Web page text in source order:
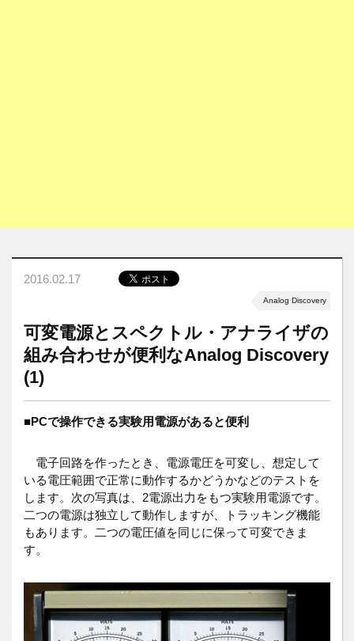
2016.02.17
Analog Discovery
可変電源とスペクトル・アナライザの
組み合わせが便利なAnalog Discovery
(1)
■PCで操作できる実験用電源があると便利
電子回路を作ったとき、電源電圧を可変し、想定して
いる電圧範囲で正常に動作するかどうかなどのテストを
します。次の写真は、2電源出力をもつ実験用電源です。
二つの電源は独立して動作しますが、トラッキング機能
もあります。二つの電圧値を同じに保って可変できま
す。